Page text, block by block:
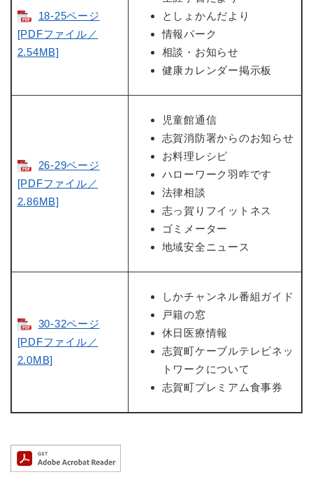
18-25ページ
[PDFファイル／
2.54MB]
としょかんだより
情報パーク
相談・お知らせ
健康カレンダー掲示板
26-29ページ
[PDFファイル／
2.86MB]
児童館通信
志賀消防署からのお知らせ
お料理レシピ
ハローワーク羽咋です
法律相談
志っ賀りフイットネス
ゴミメーター
地域安全ニュース
30-32ページ
[PDFファイル／
2.0MB]
しかチャンネル番組ガイド
戸籍の窓
休日医療情報
志賀町ケーブルテレビネッ
トワークについて
志賀町プレミアム食事券